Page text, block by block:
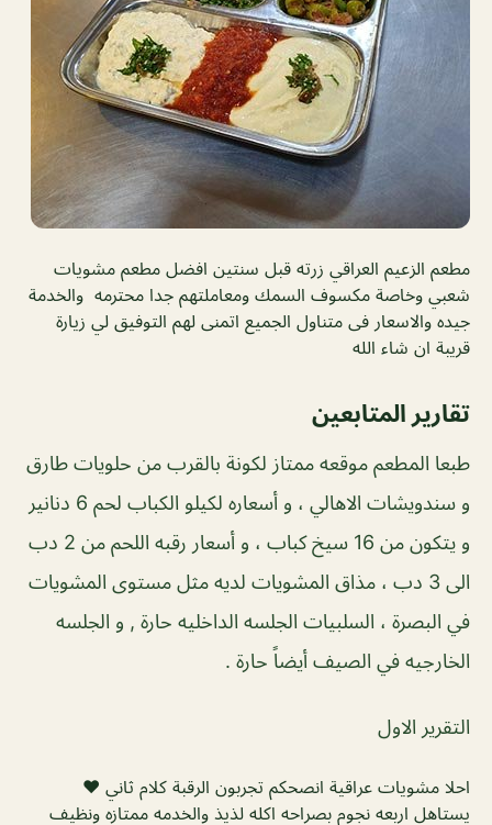
مطعم الزعيم العراقي زرته قبل سنتين افضل مطعم مشويات
شعبي وخاصة مكسوف السمك ومعاملتهم جدا محترمه والخدمة
جيده والاسعار فى متناول الجميع اتمنى لهم التوفيق لي زيارة
قريبة ان شاء الله
تقارير المتابعين
طبعا المطعم موقعه ممتاز لكونة بالقرب من حلويات طارق
و سندويشات الاهالي ، و أسعاره لكيلو الكباب لحم 6 دنانير
و يتكون من 16 سيخ كباب ، و أسعار رقبه اللحم من 2 دب
الى 3 دب ، مذاق المشويات لديه مثل مستوى المشويات
في البصرة ، السلبيات الجلسه الداخليه حارة , و الجلسه
الخارجيه في الصيف أيضاً حارة .
التقرير الاول
احلا مشويات عراقية انصحكم تجربون الرقبة كلام ثاني ❤️
يستاهل اربعه نجوم بصراحه اكله لذيذ والخدمه ممتازه ونظيف